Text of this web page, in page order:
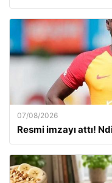
07/08/2026
Resmi imzayı attı!